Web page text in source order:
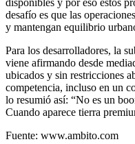
desafío es que las
y mantengan equilibrio
Para los desarrolladores, la
viene afirmando desde
ubicados y sin restricciones
competencia, incluso en un
lo resumió así: “No es un
Cuando aparece tierra
Fuente: www.ambito.com